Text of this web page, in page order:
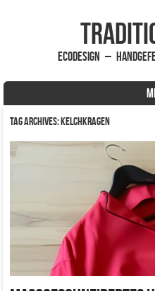
EcoDesign –
Skip to content
Tag Archives:Kelchkragen